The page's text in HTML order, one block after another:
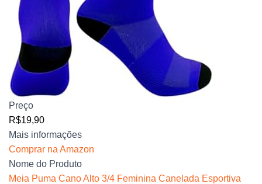
Preço
R$19,90
Mais informações
Comprar na Amazon
Nome do Produto
Meia Puma Cano Alto 3/4 Feminina Canelada Esportiva